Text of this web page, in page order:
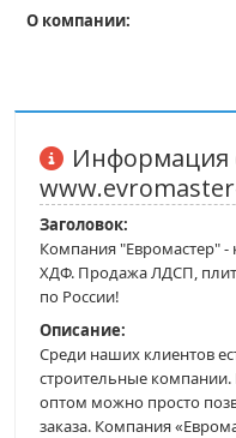
О компании:
Информация
Заголовок:
Компания "Евромастер"
ХДФ. Продажа ЛДСП,
по России!
Описание:
Среди наших клиентов
строительные
оптом можно просто
заказа. Компания